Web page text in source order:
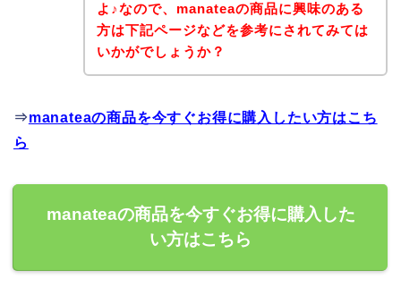
よ♪なので、manateaの商品に興味のある
方は下記ページなどを参考にされてみては
いかがでしょうか？
⇒manateaの商品を今すぐお得に購入したい方はこち
ら
manateaの商品を今すぐお得に購入した
い方はこちら